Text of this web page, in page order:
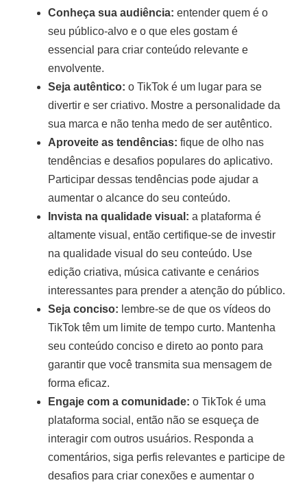
Conheça sua audiência: entender quem é o
seu público-alvo e o que eles gostam é
essencial para criar conteúdo relevante e
envolvente.
Seja autêntico: o TikTok é um lugar para se
divertir e ser criativo. Mostre a personalidade da
sua marca e não tenha medo de ser autêntico.
Aproveite as tendências: fique de olho nas
tendências e desafios populares do aplicativo.
Participar dessas tendências pode ajudar a
aumentar o alcance do seu conteúdo.
Invista na qualidade visual: a plataforma é
altamente visual, então certifique-se de investir
na qualidade visual do seu conteúdo. Use
edição criativa, música cativante e cenários
interessantes para prender a atenção do público.
Seja conciso: lembre-se de que os vídeos do
TikTok têm um limite de tempo curto. Mantenha
seu conteúdo conciso e direto ao ponto para
garantir que você transmita sua mensagem de
forma eficaz.
Engaje com a comunidade: o TikTok é uma
plataforma social, então não se esqueça de
interagir com outros usuários. Responda a
comentários, siga perfis relevantes e participe de
desafios para criar conexões e aumentar o